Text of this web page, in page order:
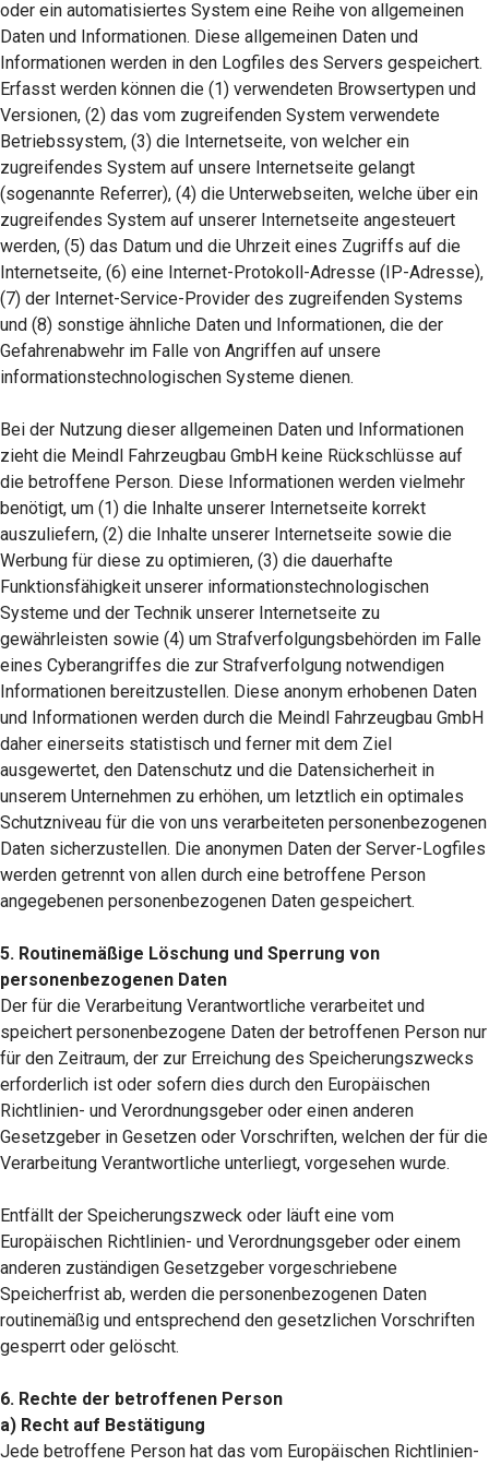
oder ein automatisiertes System eine Reihe von allgemeinen
Daten und Informationen. Diese allgemeinen Daten und
Informationen werden in den Logfiles des Servers gespeichert.
Erfasst werden können die (1) verwendeten Browsertypen und
Versionen, (2) das vom zugreifenden System verwendete
Betriebssystem, (3) die Internetseite, von welcher ein
zugreifendes System auf unsere Internetseite gelangt
(sogenannte Referrer), (4) die Unterwebseiten, welche über ein
zugreifendes System auf unserer Internetseite angesteuert
werden, (5) das Datum und die Uhrzeit eines Zugriffs auf die
Internetseite, (6) eine Internet-Protokoll-Adresse (IP-Adresse),
(7) der Internet-Service-Provider des zugreifenden Systems
und (8) sonstige ähnliche Daten und Informationen, die der
Gefahrenabwehr im Falle von Angriffen auf unsere
informationstechnologischen Systeme dienen.
Bei der Nutzung dieser allgemeinen Daten und Informationen
zieht die Meindl Fahrzeugbau GmbH keine Rückschlüsse auf
die betroffene Person. Diese Informationen werden vielmehr
benötigt, um (1) die Inhalte unserer Internetseite korrekt
auszuliefern, (2) die Inhalte unserer Internetseite sowie die
Werbung für diese zu optimieren, (3) die dauerhafte
Funktionsfähigkeit unserer informationstechnologischen
Systeme und der Technik unserer Internetseite zu
gewährleisten sowie (4) um Strafverfolgungsbehörden im Falle
eines Cyberangriffes die zur Strafverfolgung notwendigen
Informationen bereitzustellen. Diese anonym erhobenen Daten
und Informationen werden durch die Meindl Fahrzeugbau GmbH
daher einerseits statistisch und ferner mit dem Ziel
ausgewertet, den Datenschutz und die Datensicherheit in
unserem Unternehmen zu erhöhen, um letztlich ein optimales
Schutzniveau für die von uns verarbeiteten personenbezogenen
Daten sicherzustellen. Die anonymen Daten der Server-Logfiles
werden getrennt von allen durch eine betroffene Person
angegebenen personenbezogenen Daten gespeichert.
5. Routinemäßige Löschung und Sperrung von
personenbezogenen Daten
Der für die Verarbeitung Verantwortliche verarbeitet und
speichert personenbezogene Daten der betroffenen Person nur
für den Zeitraum, der zur Erreichung des Speicherungszwecks
erforderlich ist oder sofern dies durch den Europäischen
Richtlinien- und Verordnungsgeber oder einen anderen
Gesetzgeber in Gesetzen oder Vorschriften, welchen der für die
Verarbeitung Verantwortliche unterliegt, vorgesehen wurde.
Entfällt der Speicherungszweck oder läuft eine vom
Europäischen Richtlinien- und Verordnungsgeber oder einem
anderen zuständigen Gesetzgeber vorgeschriebene
Speicherfrist ab, werden die personenbezogenen Daten
routinemäßig und entsprechend den gesetzlichen Vorschriften
gesperrt oder gelöscht.
6. Rechte der betroffenen Person
a) Recht auf Bestätigung
Jede betroffene Person hat das vom Europäischen Richtlinien-